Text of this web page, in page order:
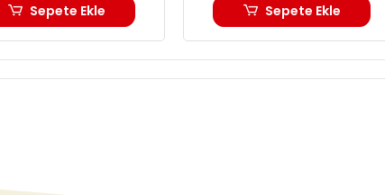
Sepete Ekle Sepete Ekle